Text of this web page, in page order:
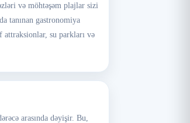
və möhtəşəm plajlar sizi
tanınan gastronomiya
su parkları və
arasında dəyişir. Bu,